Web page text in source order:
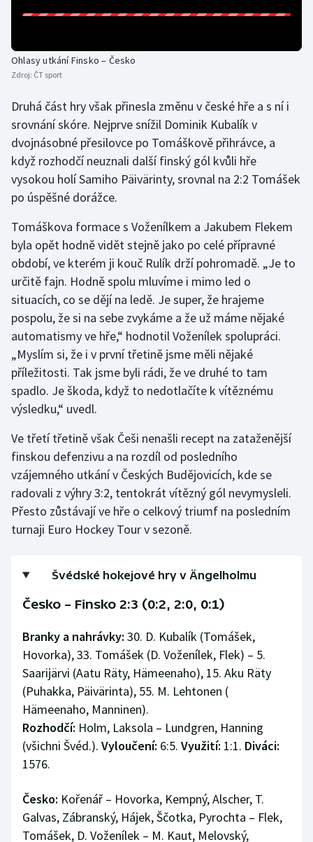
Ragby
Rychlostní kanoistika
Short track
Sportovní střelba
Stolní tenis
Triatlon
Veslování
Vodní slalom
Volejbal
Ostatní
Ohlasy utkání Finsko – Česko
Zdroj: ČT sport
Druhá část hry však přinesla změnu v české hře a s ní i
srovnání skóre. Nejprve snížil Dominik Kubalík v
dvojnásobné přesilovce po Tomáškově přihrávce, a
když rozhodčí neuznali další finský gól kvůli hře
vysokou holí Samiho Päivärinty, srovnal na 2:2 Tomášek
po úspěšné dorážce.
Tomáškova formace s Voženílkem a Jakubem Flekem
byla opět hodně vidět stejně jako po celé přípravné
období, ve kterém ji kouč Rulík drží pohromadě. „Je to
určitě fajn. Hodně spolu mluvíme i mimo led o
situacích, co se dějí na ledě. Je super, že hrajeme
pospolu, že si na sebe zvykáme a že už máme nějaké
automatismy ve hře,“ hodnotil Voženílek spolupráci.
„Myslím si, že i v první třetině jsme měli nějaké
příležitosti. Tak jsme byli rádi, že ve druhé to tam
spadlo. Je škoda, když to nedotlačíte k vítěznému
výsledku,“ uvedl.
Ve třetí třetině však Češi nenašli recept na zataženější
finskou defenzivu a na rozdíl od posledního
vzájemného utkání v Českých Budějovicích, kde se
radovali z výhry 3:2, tentokrát vítězný gól nevymysleli.
Přesto zůstávají ve hře o celkový triumf na posledním
turnaji Euro Hockey Tour v sezoně.
Švédské hokejové hry v Ängelholmu
Česko – Finsko 2:3 (0:2, 2:0, 0:1)
Branky a nahrávky: 30. D. Kubalík (Tomášek,
Hovorka), 33. Tomášek (D. Voženílek, Flek) – 5.
Saarijärvi (Aatu Räty, Hämeenaho), 15. Aku Räty
(Puhakka, Päivärinta), 55. M. Lehtonen (
Hämeenaho, Manninen).
Rozhodčí: Holm, Laksola – Lundgren, Hanning
(všichni Švéd.). Vyloučení: 6:5. Využití: 1:1. Diváci:
1576.
Česko: Kořenář – Hovorka, Kempný, Alscher, T.
Galvas, Zábranský, Hájek, Ščotka, Pyrochta – Flek,
Tomášek, D. Voženílek – M. Kaut, Melovský,